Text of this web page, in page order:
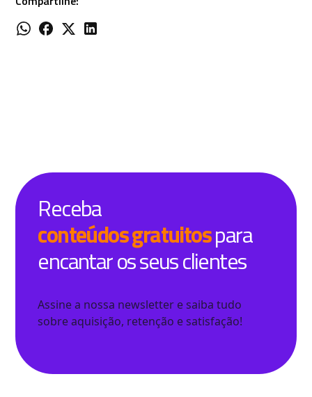
Receba
conteúdos gratuitospara
encantar os seus clientes
Assine a nossa newsletter e saiba tudo
sobre aquisição, retenção e satisfação!